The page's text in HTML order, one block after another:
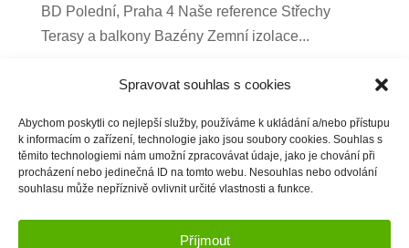
Spravovat souhlas s cookies
Abychom poskytli co nejlepší služby, používáme k ukládání a/nebo přístupu
k informacím o zařízení, technologie jako jsou soubory cookies. Souhlas s
těmito technologiemi nám umožní zpracovávat údaje, jako je chování při
procházení nebo jedinečná ID na tomto webu. Nesouhlas nebo odvolání
souhlasu může nepříznivě ovlivnit určité vlastnosti a funkce.
Příjmout
BD Polední, Praha 4 Naše reference Střechy
Terasy a balkony Bazény Zemní izolace...
Naše reference
Střechy
Terasy a balkony
Zemní izolace